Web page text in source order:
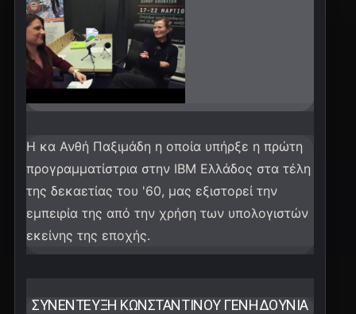
Η κα Ανθή Παξιμάδη η οποία υπήρξε η πρώτη
προγραμματίστρια στην IBM Ελλάδος στα τέλη
της δεκαετίας του '60, μας εξιστορεί την
εμπειρία της από την χρήση των υπολογιστών
εκείνης της εποχής.
ΣΥΝΈΝΤΕΥΞΗ ΚΩΝΣΤΑΝΤΊΝΟΥ ΓΕΝΗΔΟΥΝΙΆ